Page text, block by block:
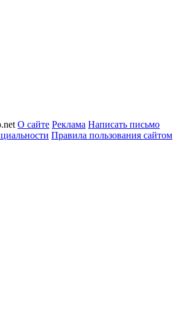
О сайте Реклама Написать письмо
Правила пользования сайтом